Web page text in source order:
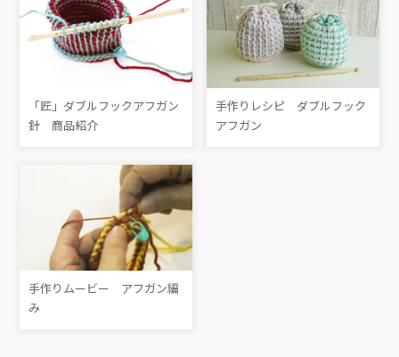
「匠」ダブルフックアフガン
針 商品紹介
手作りレシピ ダブルフック
アフガン
手作りムービー アフガン編
み